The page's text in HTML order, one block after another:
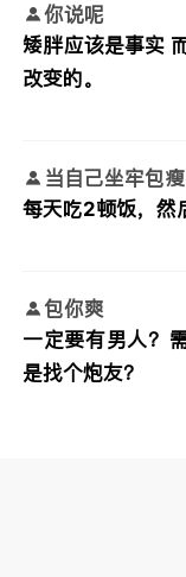
你说呢
矮胖应该是事实
改变的。
当自己坐牢包瘦
每天吃2顿饭，然
包你爽
一定要有男人？
是找个炮友？